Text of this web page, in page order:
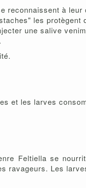
reconnaissent à
les
une salive
et les larves
Feltiella se
ravageurs. Les